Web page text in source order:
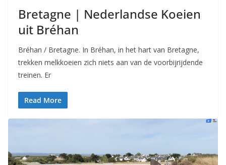
Bretagne | Nederlandse Koeien
uit Bréhan
Bréhan / Bretagne. In Bréhan, in het hart van Bretagne,
trekken melkkoeien zich niets aan van de voorbijrijdende
treinen. Er
Read More